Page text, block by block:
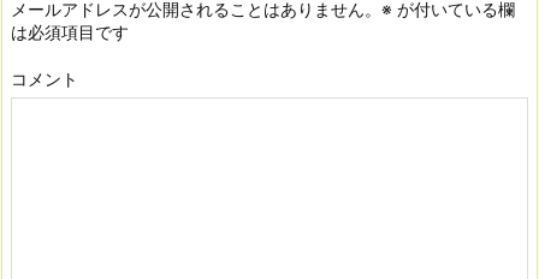
メールアドレスが公開されることはありません。 ※ が付いている欄
は必須項目です
コメント